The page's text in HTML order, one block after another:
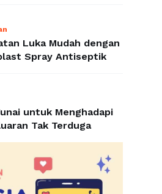
Luka Mudah dengan
Spray Antiseptik
untuk Menghadapi
Tak Terduga